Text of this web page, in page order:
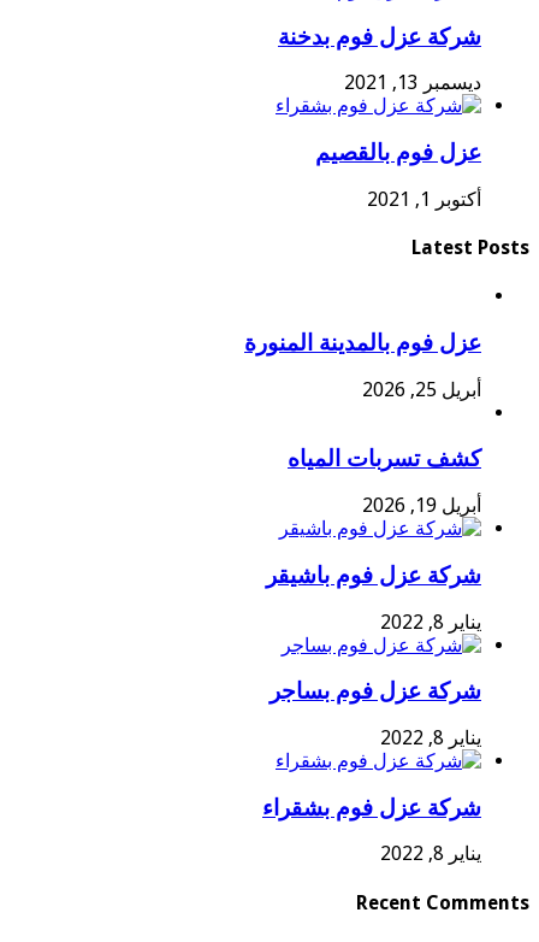
شركة عزل فوم بدخنة
ديسمبر 13, 2021
عزل فوم بالقصيم
أكتوبر 1, 2021
Latest Posts
عزل فوم بالمدينة المنورة
أبريل 25, 2026
كشف تسربات المياه
أبريل 19, 2026
شركة عزل فوم باشيقر
يناير 8, 2022
شركة عزل فوم بساجر
يناير 8, 2022
شركة عزل فوم بشقراء
يناير 8, 2022
Recent Comments